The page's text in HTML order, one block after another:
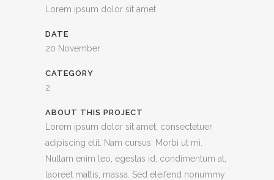
Lorem ipsum dolor sit amet
DATE
20 November
CATEGORY
2
ABOUT THIS PROJECT
Lorem ipsum dolor sit amet, consectetuer
adipiscing elit. Nam cursus. Morbi ut mi.
Nullam enim leo, egestas id, condimentum at,
laoreet mattis, massa. Sed eleifend nonummy